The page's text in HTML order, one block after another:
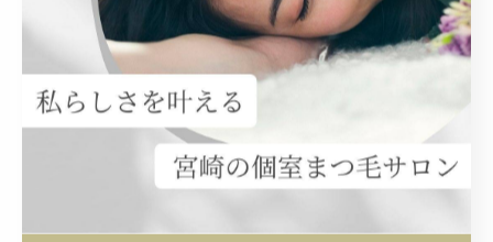
#ブロウリフト #マツエク
カテゴリー Categories